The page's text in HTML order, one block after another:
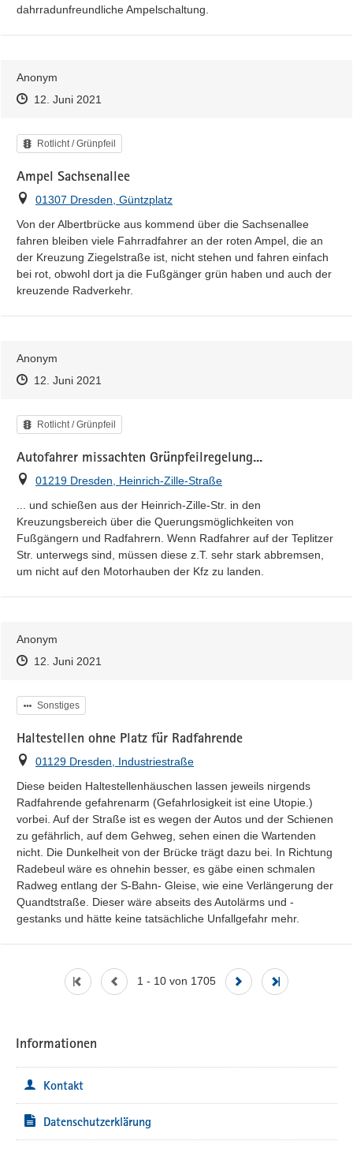
dahrradunfreundliche Ampelschaltung.
Anonym
Zeitpunkt des Erstellens
Zeitpunkt des Erstellens
12. Juni 2021
Kategorie
Rotlicht / Grünpfeil
Ampel Sachsenallee
Ort
01307 Dresden, Güntzplatz
Von der Albertbrücke aus kommend über die Sachsenallee
fahren bleiben viele Fahrradfahrer an der roten Ampel, die an
der Kreuzung Ziegelstraße ist, nicht stehen und fahren einfach
bei rot, obwohl dort ja die Fußgänger grün haben und auch der
kreuzende Radverkehr.
Anonym
Zeitpunkt des Erstellens
Zeitpunkt des Erstellens
12. Juni 2021
Kategorie
Rotlicht / Grünpfeil
Autofahrer missachten Grünpfeilregelung...
Ort
01219 Dresden, Heinrich-Zille-Straße
... und schießen aus der Heinrich-Zille-Str. in den
Kreuzungsbereich über die Querungsmöglichkeiten von
Fußgängern und Radfahrern. Wenn Radfahrer auf der Teplitzer
Str. unterwegs sind, müssen diese z.T. sehr stark abbremsen,
um nicht auf den Motorhauben der Kfz zu landen.
Anonym
Zeitpunkt des Erstellens
Zeitpunkt des Erstellens
12. Juni 2021
Kategorie
Sonstiges
Haltestellen ohne Platz für Radfahrende
Ort
01129 Dresden, Industriestraße
Diese beiden Haltestellenhäuschen lassen jeweils nirgends
Radfahrende gefahrenarm (Gefahrlosigkeit ist eine Utopie.)
vorbei. Auf der Straße ist es wegen der Autos und der Schienen
zu gefährlich, auf dem Gehweg, sehen einen die Wartenden
nicht. Die Dunkelheit von der Brücke trägt dazu bei. In Richtung
Radebeul wäre es ohnehin besser, es gäbe einen schmalen
Radweg entlang der S-Bahn- Gleise, wie eine Verlängerung der
Quandtstraße. Dieser wäre abseits des Autolärms und -
gestanks und hätte keine tatsächliche Unfallgefahr mehr.
1 - 10 von 1705
Informationen
Kontakt
Datenschutzerklärung